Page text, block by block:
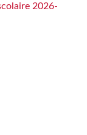
2026-